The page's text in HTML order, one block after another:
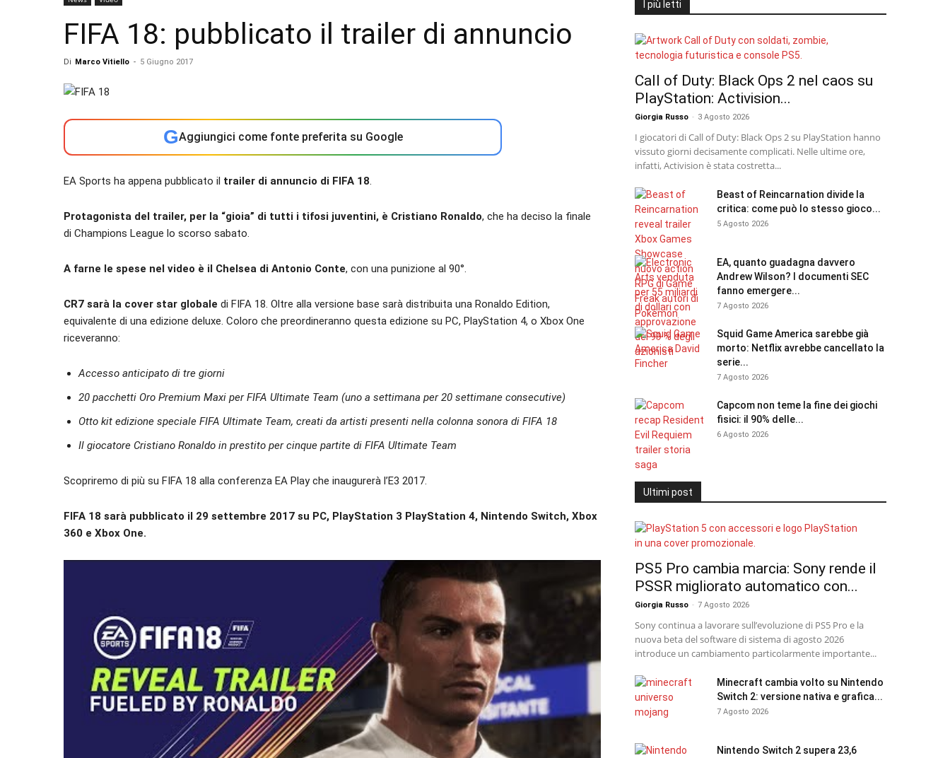
FIFA 18: pubblicato il trailer di annuncio
Di Marco Vitiello - 5 Giugno 2017
GAggiungici come fonte preferita su Google
EA Sports ha appena pubblicato il trailer di annuncio di FIFA 18.
Protagonista del trailer, per la “gioia” di tutti i tifosi juventini, è Cristiano Ronaldo, che ha deciso la finale
di Champions League lo scorso sabato.
A farne le spese nel video è il Chelsea di Antonio Conte, con una punizione al 90°.
CR7 sarà la cover star globale di FIFA 18. Oltre alla versione base sarà distribuita una Ronaldo Edition,
equivalente di una edizione deluxe. Coloro che preordineranno questa edizione su PC, PlayStation 4, o Xbox One
riceveranno:
Accesso anticipato di tre giorni
20 pacchetti Oro Premium Maxi per FIFA Ultimate Team (uno a settimana per 20 settimane consecutive)
Otto kit edizione speciale FIFA Ultimate Team, creati da artisti presenti nella colonna sonora di FIFA 18
Il giocatore Cristiano Ronaldo in prestito per cinque partite di FIFA Ultimate Team
Scopriremo di più su FIFA 18 alla conferenza EA Play che inaugurerà l’E3 2017.
FIFA 18 sarà pubblicato il 29 settembre 2017 su PC, PlayStation 3 PlayStation 4, Nintendo Switch, Xbox
360 e Xbox One.
I più letti
Call of Duty: Black Ops 2 nel caos su
PlayStation: Activision...
Giorgia Russo - 3 Agosto 2026
I giocatori di Call of Duty: Black Ops 2 su PlayStation hanno
vissuto giorni decisamente complicati. Nelle ultime ore,
infatti, Activision è stata costretta...
Beast of Reincarnation divide la
critica: come può lo stesso gioco...
5 Agosto 2026
EA, quanto guadagna davvero
Andrew Wilson? I documenti SEC
fanno emergere...
7 Agosto 2026
Squid Game America sarebbe già
morto: Netflix avrebbe cancellato la
serie...
7 Agosto 2026
Capcom non teme la fine dei giochi
fisici: il 90% delle...
6 Agosto 2026
Ultimi post
PS5 Pro cambia marcia: Sony rende il
PSSR migliorato automatico con...
Giorgia Russo - 7 Agosto 2026
Sony continua a lavorare sull’evoluzione di PS5 Pro e la
nuova beta del software di sistema di agosto 2026
introduce un cambiamento particolarmente importante...
Minecraft cambia volto su Nintendo
Switch 2: versione nativa e grafica...
7 Agosto 2026
Nintendo Switch 2 supera 23,6